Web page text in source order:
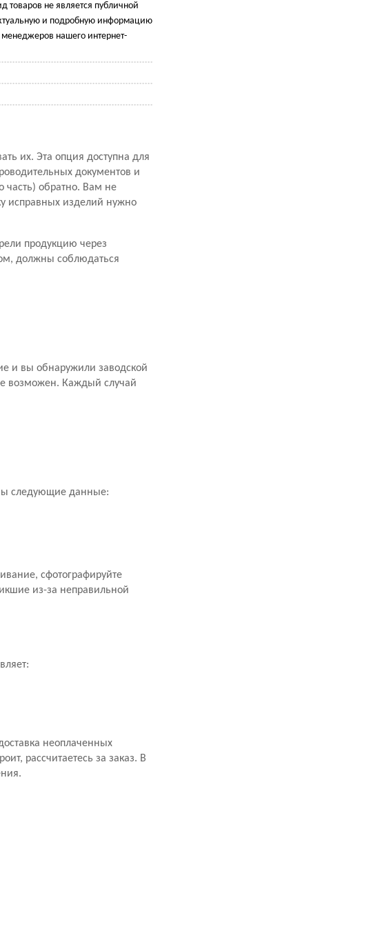
товаров не является публичной
и подробную информацию
менеджеров нашего интернет-
их. Эта опция доступна для
документов и
часть) обратно. Вам не
исправных изделий нужно
продукцию через
должны соблюдаться
и вы обнаружили заводской
возможен. Каждый случай
следующие данные:
сфотографируйте
из-за неправильной
неоплаченных
рассчитаетесь за заказ. В